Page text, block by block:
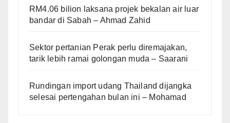
RM4.06 bilion laksana projek bekalan air luar
bandar di Sabah – Ahmad Zahid
Sektor pertanian Perak perlu diremajakan,
tarik lebih ramai golongan muda – Saarani
Rundingan import udang Thailand dijangka
selesai pertengahan bulan ini – Mohamad